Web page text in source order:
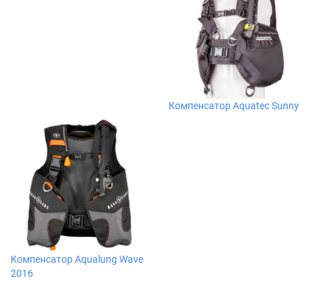
Компенсатор Aquatec Sunny
Компенсатор Aqualung Wave
2016